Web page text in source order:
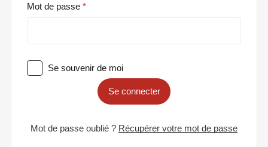
Mot de passe
Se souvenir de moi
Se connecter
Mot de passe oublié ? Récupérer votre mot de passe